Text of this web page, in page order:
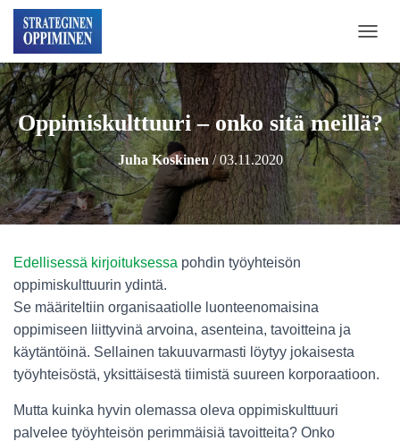
A
V
I
G
O
I
N
T
P
Oppimiskulttuuri – onko sitä meillä?
Juha Koskinen/03.11.2020
Edellisessä kirjoituksessa pohdin työyhteisön
oppimiskulttuurin ydintä.
Se määriteltiin organisaatiolle luonteenomaisina
oppimiseen liittyvinä arvoina, asenteina, tavoitteina ja
käytäntöinä. Sellainen takuuvarmasti löytyy jokaisesta
työyhteisöstä, yksittäisestä tiimistä suureen korporaatioon.
Mutta kuinka hyvin olemassa oleva oppimiskulttuuri
palvelee työyhteisön perimmäisiä tavoitteita? Onko